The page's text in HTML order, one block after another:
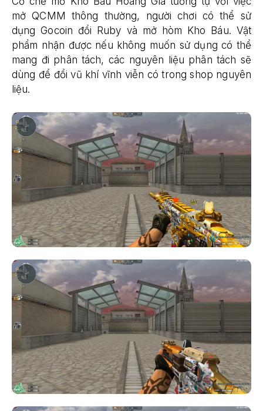
mở QCMM thông thường, người chơi có thể sử
dụng Gocoin đổi Ruby và mở hòm Kho Báu. Vật
phẩm nhận được nếu không muốn sử dụng có thể
mang đi phân tách, các nguyên liệu phân tách sẽ
dùng để đổi vũ khí vĩnh viễn có trong shop nguyên
liệu.